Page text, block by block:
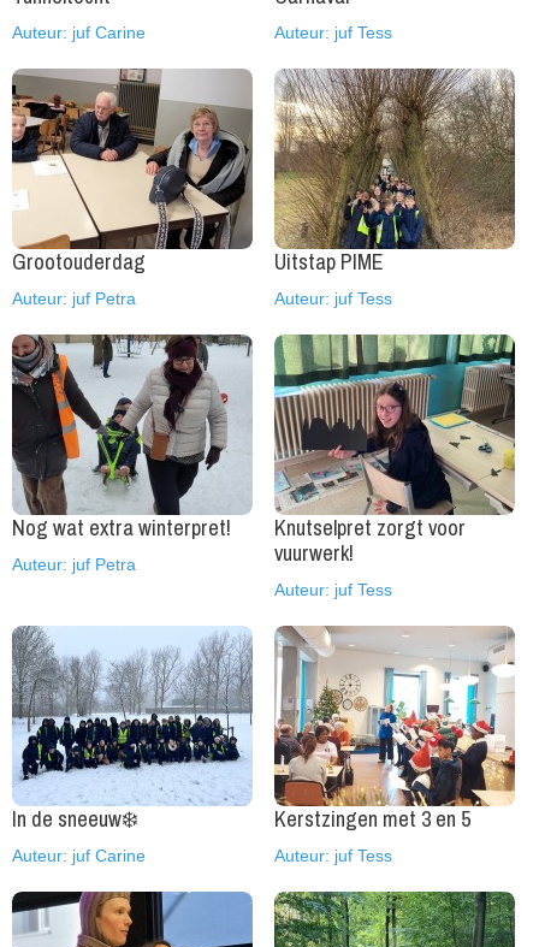
Auteur: juf Carine Auteur: juf Tess
Grootouderdag
Auteur: juf Petra
Uitstap PIME
Auteur: juf Tess
Nog wat extra winterpret!
Auteur: juf Petra
Knutselpret zorgt voor
vuurwerk!
Auteur: juf Tess
In de sneeuw❄️
Auteur: juf Carine
Kerstzingen met 3 en 5
Auteur: juf Tess